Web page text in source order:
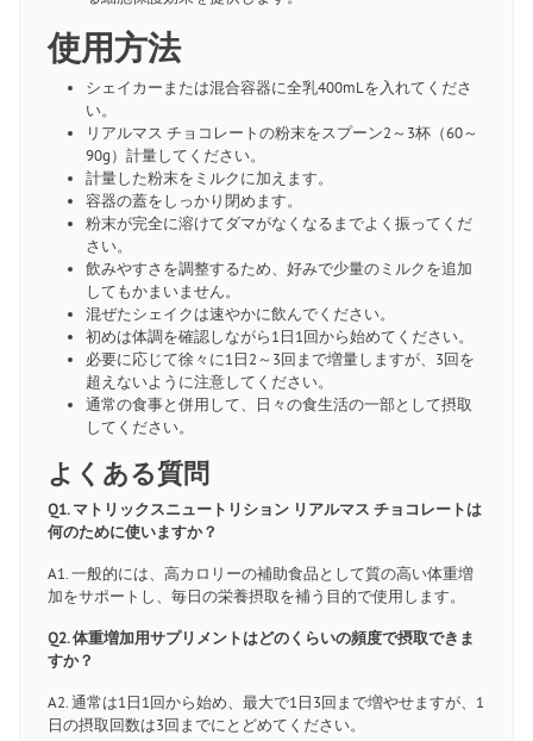
使用方法
シェイカーまたは混合容器に全乳400mLを入れてくださ
い。
リアルマス チョコレートの粉末をスプーン2～3杯（60～
90g）計量してください。
計量した粉末をミルクに加えます。
容器の蓋をしっかり閉めます。
粉末が完全に溶けてダマがなくなるまでよく振ってくだ
さい。
飲みやすさを調整するため、好みで少量のミルクを追加
してもかまいません。
混ぜたシェイクは速やかに飲んでください。
初めは体調を確認しながら1日1回から始めてください。
必要に応じて徐々に1日2～3回まで増量しますが、3回を
超えないように注意してください。
通常の食事と併用して、日々の食生活の一部として摂取
してください。
よくある質問
Q1. マトリックスニュートリション リアルマス チョコレートは
何のために使いますか？
A1. 一般的には、高カロリーの補助食品として質の高い体重増
加をサポートし、毎日の栄養摂取を補う目的で使用します。
Q2. 体重増加用サプリメントはどのくらいの頻度で摂取できま
すか？
A2. 通常は1日1回から始め、最大で1日3回まで増やせますが、1
日の摂取回数は3回までにとどめてください。